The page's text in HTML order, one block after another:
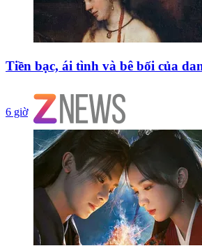
Tiền bạc, ái tình và bê bối của
6 giờ